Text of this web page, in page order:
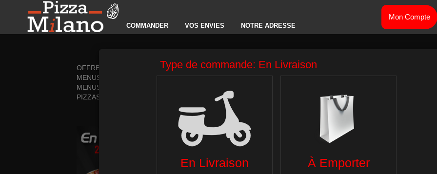
COMMANDER VOS ENVIES NOTRE ADRESSE
Mon Compte
OFFRES DECEMBRE
MENUS MIDI
MENUS
PIZZAS CRÈME FRAÎCHE
PIZZAS TOMATE
TEX MEX